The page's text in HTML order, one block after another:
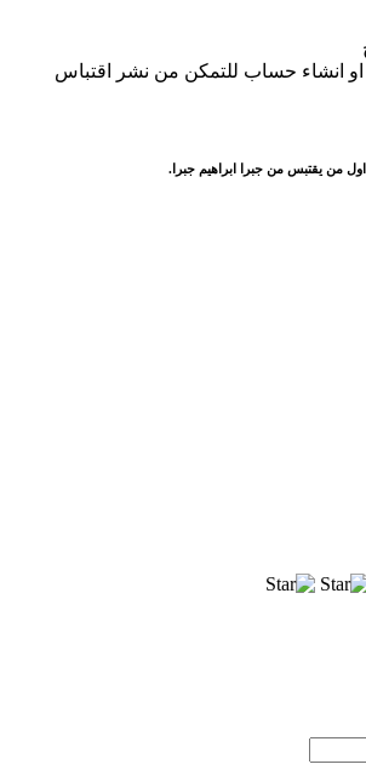
انشاء حساب للتمكن من نشر اقتباس
من يقتبس من جبرا ابراهيم جبرا.